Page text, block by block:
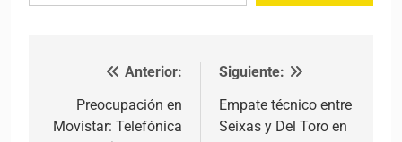
Navegación de entradas
Anterior:
Preocupación en
Movistar: Telefónica
Siguiente:
Empate técnico entre
Seixas y Del Toro en